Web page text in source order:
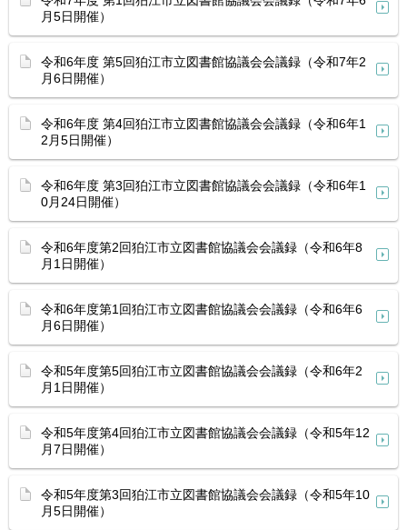
月5日開催）
令和6年度 第5回狛江市立図書館協議会会議録（令和7年2
月6日開催）
令和6年度 第4回狛江市立図書館協議会会議録（令和6年1
2月5日開催）
令和6年度 第3回狛江市立図書館協議会会議録（令和6年1
0月24日開催）
令和6年度第2回狛江市立図書館協議会会議録（令和6年8
月1日開催）
令和6年度第1回狛江市立図書館協議会会議録（令和6年6
月6日開催）
令和5年度第5回狛江市立図書館協議会会議録（令和6年2
月1日開催）
令和5年度第4回狛江市立図書館協議会会議録（令和5年12
月7日開催）
令和5年度第3回狛江市立図書館協議会会議録（令和5年10
月5日開催）